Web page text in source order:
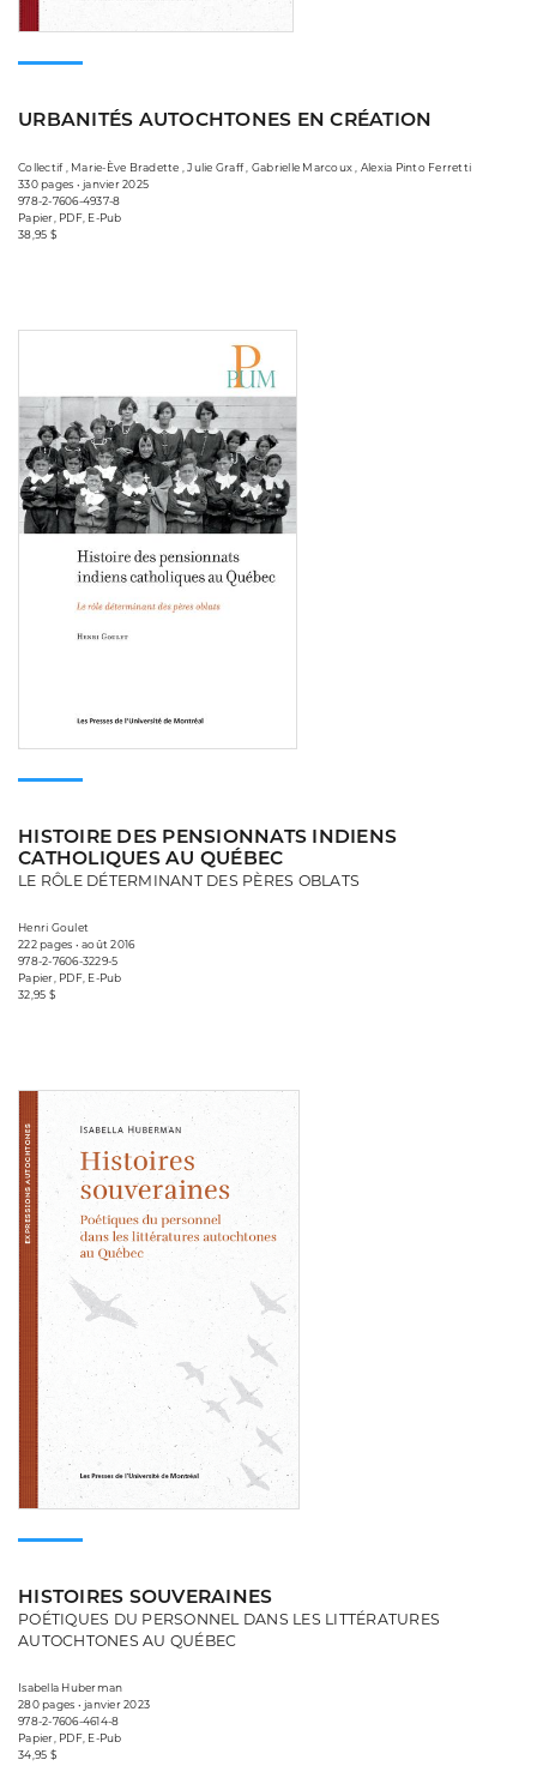
URBANITÉS AUTOCHTONES EN CRÉATION
Collectif , Marie-Ève Bradette , Julie Graff , Gabrielle Marcoux , Alexia Pinto Ferretti
330 pages • janvier 2025
978-2-7606-4937-8
Papier, PDF, E-Pub
38,95 $
HISTOIRE DES PENSIONNATS INDIENS
CATHOLIQUES AU QUÉBEC
LE RÔLE DÉTERMINANT DES PÈRES OBLATS
Henri Goulet
222 pages • août 2016
978-2-7606-3229-5
Papier, PDF, E-Pub
32,95 $
HISTOIRES SOUVERAINES
POÉTIQUES DU PERSONNEL DANS LES LITTÉRATURES
AUTOCHTONES AU QUÉBEC
Isabella Huberman
280 pages • janvier 2023
978-2-7606-4614-8
Papier, PDF, E-Pub
34,95 $